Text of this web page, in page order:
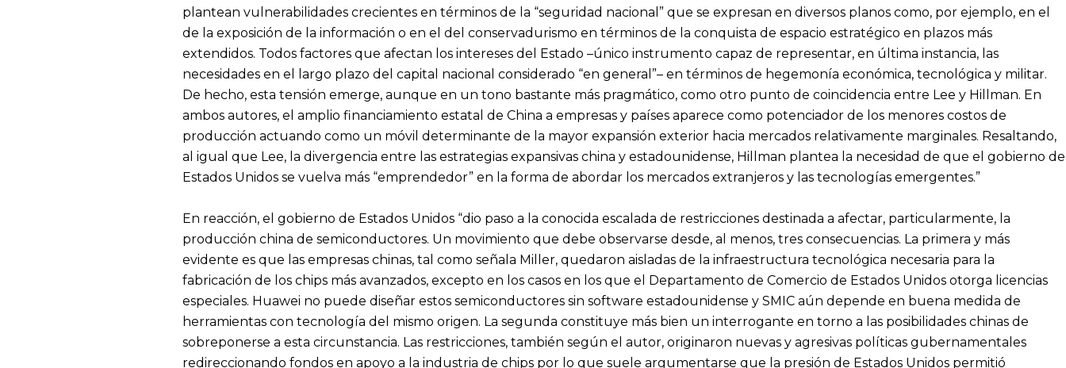
plantean vulnerabilidades crecientes en términos de la “seguridad nacional” que se expresan en diversos planos como, por ejemplo, en el
de la exposición de la información o en el del conservadurismo en términos de la conquista de espacio estratégico en plazos más
extendidos. Todos factores que afectan los intereses del Estado –único instrumento capaz de representar, en última instancia, las
necesidades en el largo plazo del capital nacional considerado “en general”– en términos de hegemonía económica, tecnológica y militar.
De hecho, esta tensión emerge, aunque en un tono bastante más pragmático, como otro punto de coincidencia entre Lee y Hillman. En
ambos autores, el amplio financiamiento estatal de China a empresas y países aparece como potenciador de los menores costos de
producción actuando como un móvil determinante de la mayor expansión exterior hacia mercados relativamente marginales. Resaltando,
al igual que Lee, la divergencia entre las estrategias expansivas china y estadounidense, Hillman plantea la necesidad de que el gobierno de
Estados Unidos se vuelva más “emprendedor” en la forma de abordar los mercados extranjeros y las tecnologías emergentes.”
En reacción, el gobierno de Estados Unidos “dio paso a la conocida escalada de restricciones destinada a afectar, particularmente, la
producción china de semiconductores. Un movimiento que debe observarse desde, al menos, tres consecuencias. La primera y más
evidente es que las empresas chinas, tal como señala Miller, quedaron aisladas de la infraestructura tecnológica necesaria para la
fabricación de los chips más avanzados, excepto en los casos en los que el Departamento de Comercio de Estados Unidos otorga licencias
especiales. Huawei no puede diseñar estos semiconductores sin software estadounidense y SMIC aún depende en buena medida de
herramientas con tecnología del mismo origen. La segunda constituye más bien un interrogante en torno a las posibilidades chinas de
sobreponerse a esta circunstancia. Las restricciones, también según el autor, originaron nuevas y agresivas políticas gubernamentales
redireccionando fondos en apoyo a la industria de chips por lo que suele argumentarse que la presión de Estados Unidos permitió